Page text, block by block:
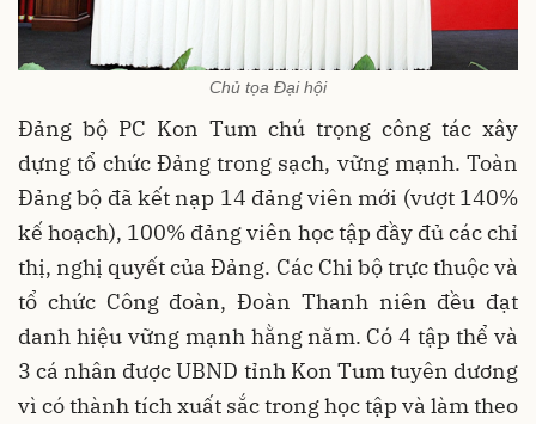
Chủ tọa Đại hội
Đảng bộ PC Kon Tum chú trọng công tác xây
dựng tổ chức Đảng trong sạch, vững mạnh. Toàn
Đảng bộ đã kết nạp 14 đảng viên mới (vượt 140%
kế hoạch), 100% đảng viên học tập đầy đủ các chỉ
thị, nghị quyết của Đảng. Các Chi bộ trực thuộc và
tổ chức Công đoàn, Đoàn Thanh niên đều đạt
danh hiệu vững mạnh hằng năm. Có 4 tập thể và
3 cá nhân được UBND tỉnh Kon Tum tuyên dương
vì có thành tích xuất sắc trong học tập và làm theo